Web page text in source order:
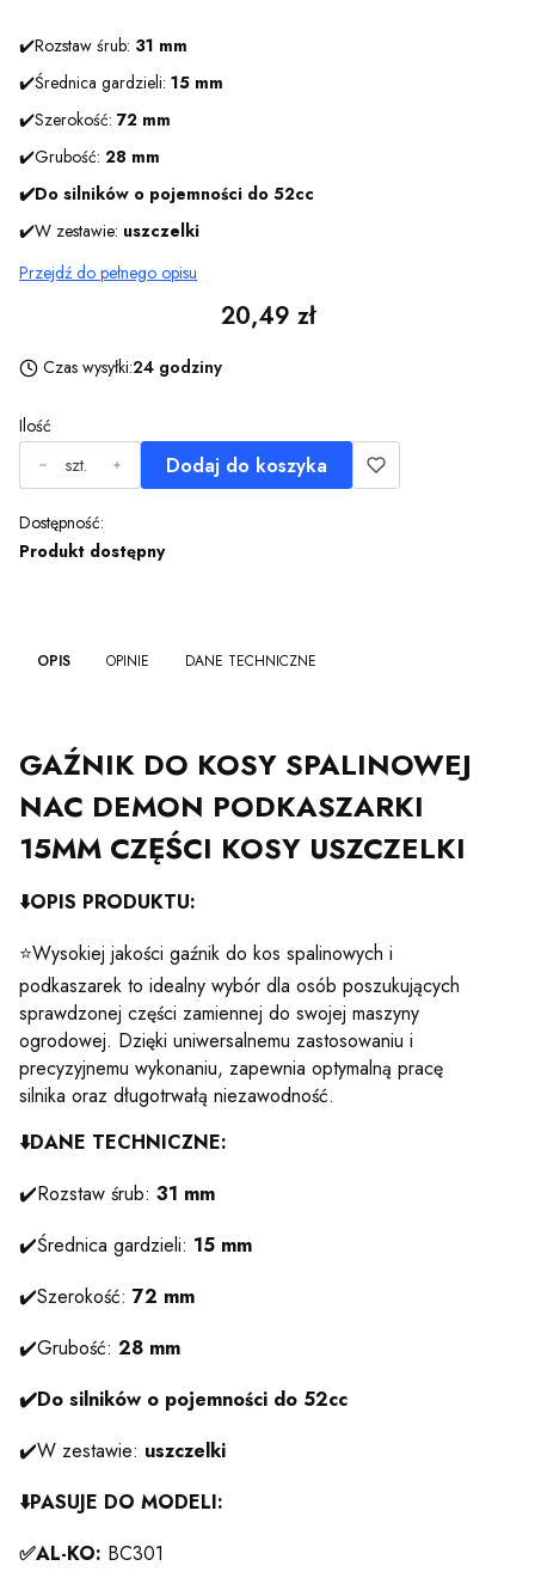
✔️Rozstaw śrub: 31 mm
✔️Średnica gardzieli: 15 mm
✔️Szerokość: 72 mm
✔️Grubość: 28 mm
✔️Do silników o pojemności do 52cc
✔️W zestawie: uszczelki
Przejdź do pełnego opisu
Cena
20,49 zł
Czas wysyłki:24 godziny
Ilość
szt.
Dodaj do koszyka
Dostępność:
Produkt dostępny
OPIS OPINIE DANE TECHNICZNE
GAŹNIK DO KOSY SPALINOWEJ
NAC DEMON PODKASZARKI
15MM CZĘŚCI KOSY USZCZELKI
⬇️OPIS PRODUKTU:
⭐Wysokiej jakości gaźnik do kos spalinowych i
podkaszarek to idealny wybór dla osób poszukujących
sprawdzonej części zamiennej do swojej maszyny
ogrodowej. Dzięki uniwersalnemu zastosowaniu i
precyzyjnemu wykonaniu, zapewnia optymalną pracę
silnika oraz długotrwałą niezawodność.
⬇️DANE TECHNICZNE:
✔️Rozstaw śrub: 31 mm
✔️Średnica gardzieli: 15 mm
✔️Szerokość: 72 mm
✔️Grubość: 28 mm
✔️Do silników o pojemności do 52cc
✔️W zestawie: uszczelki
⬇️PASUJE DO MODELI:
✅AL-KO: BC301